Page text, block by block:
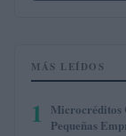
MÁS LEÍDOS
1
Microcréditos
Pequeñas